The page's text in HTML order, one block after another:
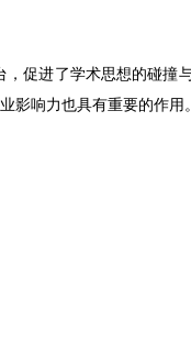
促进了学术思想的碰撞
影响力也具有重要的作用。